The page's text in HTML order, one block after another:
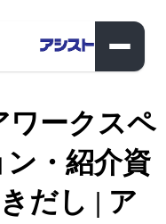
ワークスペ
・紹介資
だし | ア